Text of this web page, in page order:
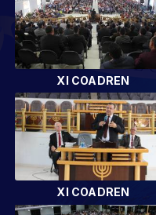
XI COADREN
XI COADREN